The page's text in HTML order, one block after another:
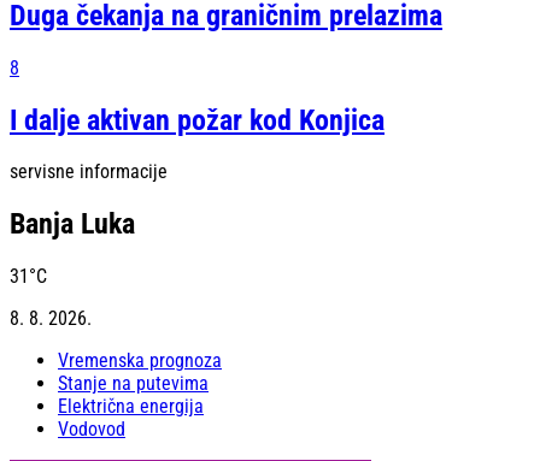
Duga čekanja na graničnim prelazima
8
I dalje aktivan požar kod Konjica
servisne informacije
Banja Luka
31 °C
8. 8. 2026.
Vremenska prognoza
Stanje na putevima
Električna energija
Vodovod